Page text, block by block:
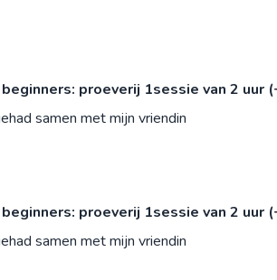
proeverij 1sessie van 2 uur
samen met mijn vriendin
proeverij 1sessie van 2 uur
samen met mijn vriendin